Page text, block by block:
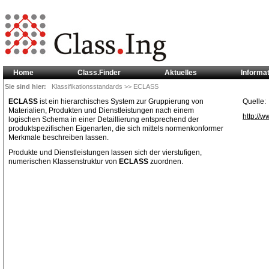
Sie sind hier: Klassifikationsstandards >> ECLASS
Home Class.Finder Aktuelles
ECLASS ist ein hierarchisches System zur Gruppierung von
Materialien, Produkten und Dienstleistungen nach einem
logischen Schema in einer Detaillierung entsprechend der
produktspezifischen Eigenarten, die sich mittels normenkonformer
Merkmale beschreiben lassen.
Produkte und Dienstleistungen lassen sich der vierstufigen,
numerischen Klassenstruktur von ECLASS zuordnen.
Quelle:
http://